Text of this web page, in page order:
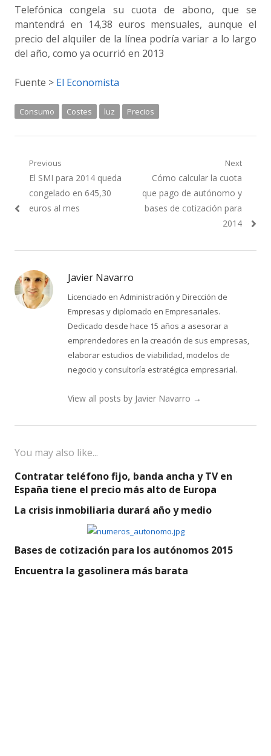
Telefónica congela su cuota de abono, que se
mantendrá en 14,38 euros mensuales, aunque el
precio del alquiler de la línea podría variar a lo largo
del año, como ya ocurrió en 2013
Fuente > El Economista
Consumo Costes luz Precios
Navegación
de
entradas
Previous
Previous
post:
El SMI para 2014 queda
congelado en 645,30
euros al mes
Next
Next
post:
Cómo calcular la cuota
que pago de autónomo y
bases de cotización para
2014
Javier Navarro
Licenciado en Administración y Dirección de
Empresas y diplomado en Empresariales.
Dedicado desde hace 15 años a asesorar a
emprendedores en la creación de sus empresas,
elaborar estudios de viabilidad, modelos de
negocio y consultoría estratégica empresarial.
View all posts by Javier Navarro →
You may also like...
Contratar teléfono fijo, banda ancha y TV en
España tiene el precio más alto de Europa
La crisis inmobiliaria durará año y medio
Bases de cotización para los autónomos 2015
Encuentra la gasolinera más barata